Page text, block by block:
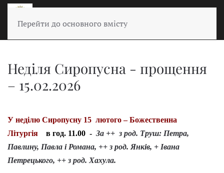
Перейти до основного вмісту
Неділя Сиропусна - прощення
– 15.02.2026
У неділю Сиропусну 15 лютого – Божественна
Літургія в год. 11.00 - За ++ з род. Труш: Петра,
Павлину, Павла і Романа, ++ з род. Янків, + Івана
Петрецького, ++ з род. Хахула.